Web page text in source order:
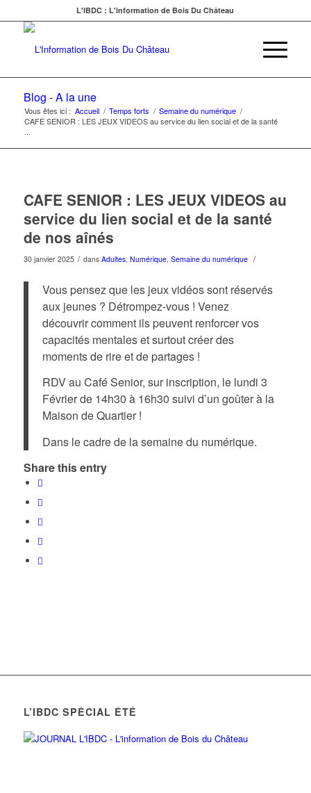
L'IBDC : L'information de Bois Du Château
Blog - A la une
Vous êtes ici : Accueil / Temps forts / Semaine du numérique /
CAFE SENIOR : LES JEUX VIDEOS au service du lien social et de la santé
...
CAFE SENIOR : LES JEUX VIDEOS au
service du lien social et de la santé
de nos aînés
30 janvier 2025 / dans Adultes, Numérique, Semaine du numérique /
Vous pensez que les jeux vidéos sont réservés
aux jeunes ? Détrompez-vous ! Venez
découvrir comment ils peuvent renforcer vos
capacités mentales et surtout créer des
moments de rire et de partages !
RDV au Café Senior, sur inscription, le lundi 3
Février de 14h30 à 16h30 suivi d’un goûter à la
Maison de Quartier !
Dans le cadre de la semaine du numérique.
Share this entry
L’IBDC SPÉCIAL ÉTÉ